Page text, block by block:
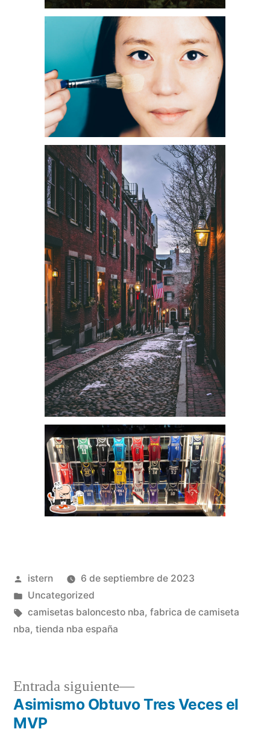
Publicado
por
istern
6 de septiembre de 2023
Publicado
en
Uncategorized
Etiquetas:
camisetas baloncesto nba, fabrica de camiseta
nba, tienda nba españa
Navegación
Entrada siguiente
Entrada
siguiente:
Asimismo Obtuvo Tres Veces el
MVP